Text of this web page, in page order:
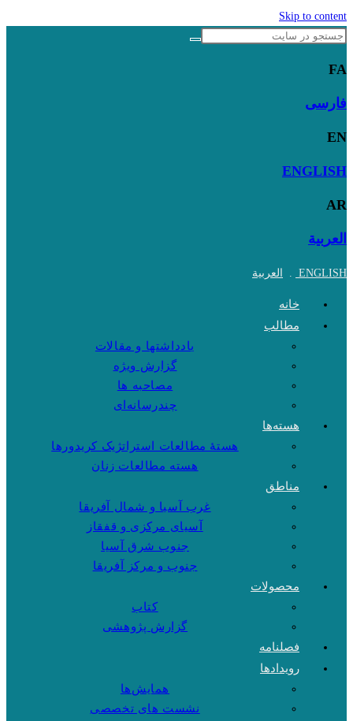
Skip to content
FA
فارسی
EN
ENGLISH
AR
العربية
ENGLISH
. العربية
خانه
مطالب
یادداشتها و مقالات
گزارش ویژه
مصاحبه ها
چندرسانه‌ای
هسته‌ها
هستهٔ مطالعات استراتژیک کریدورها
هسته مطالعات زنان
مناطق
غرب آسیا و شمال آفریقا
آسیای مرکزی و قفقاز
جنوب شرق آسیا
جنوب و مرکز آفریقا
محصولات
کتاب
گزارش پژوهشی
فصلنامه
رویدادها
همایش‌ها
نشست های تخصصی